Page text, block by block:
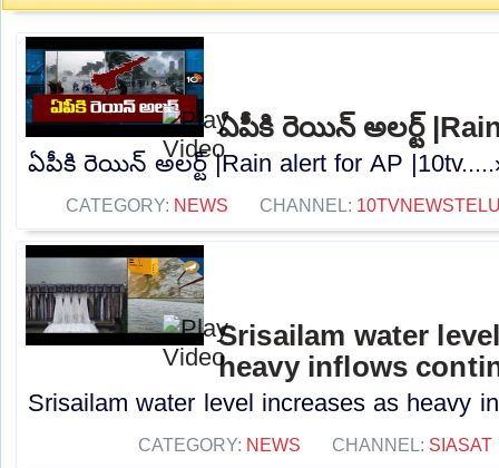
ఏపీకి రెయిన్ అలర్ట్
ఏపీకి రెయిన్ అలర్ట్ |Rain alert for AP
CATEGORY: NEWS CHANNEL:
Srisailam water
heavy inflows
Srisailam water level increases as heavy
CATEGORY: NEWS CHANNEL: SIASAT